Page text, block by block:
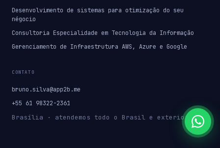
Desenvolvimento de sistemas para otimização do seu
négocio
Consultoria Especialidade em Tecnologia da Informação
Gerenciamento de Infraestrutura AWS, Azure e Google
CONTATO
bruno.silva@app2b.me
+55 61 98322-2361
Brasília · atendemos todo o Brasil e exterior